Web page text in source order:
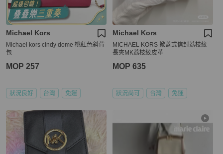
Michael Kors
Michael kors cindy dome 桃紅色斜背
包
MOP 257
狀況良好 台灣 免運
Michael Kors
MICHAEL KORS 掀蓋式信封荔枝紋
長夾MK荔枝紋皮革
MOP 635
狀況尚可 台灣 免運